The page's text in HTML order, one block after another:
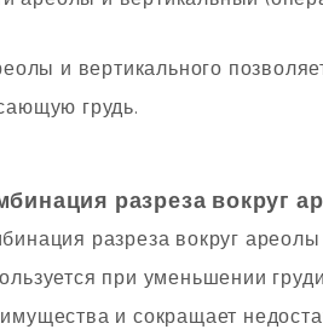
и вертикального
грудь.
разреза вокруг
разреза вокруг
при уменьшении
и сокращает